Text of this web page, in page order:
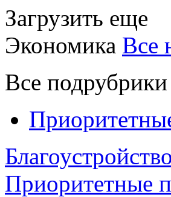
Загрузить еще
Экономика Все
Все подрубрики
Приоритетные